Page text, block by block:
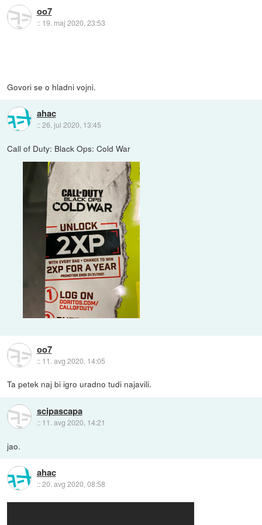
oo7
:: 19. maj 2020, 23:53
Govori se o hladni vojni.
ahac
::26. jul 2020, 13:45
Call of Duty: Black Ops: Cold War
oo7
:: 11. avg 2020, 14:05
Ta petek naj bi igro uradno tudi najavili.
scipascapa
:: 11. avg 2020, 14:21
jao.
ahac
::20. avg 2020, 08:58